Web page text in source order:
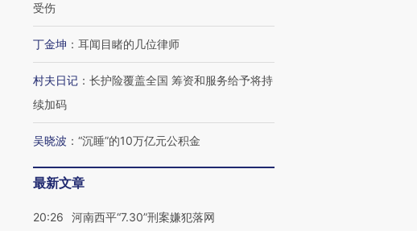
受伤
丁金坤 ： 耳闻目睹的几位律师
村夫日记 ： 长护险覆盖全国 筹资和服务给予将持
续加码
吴晓波 ： “沉睡”的10万亿元公积金
最新文章
20:26 河南西平“7.30”刑案嫌犯落网